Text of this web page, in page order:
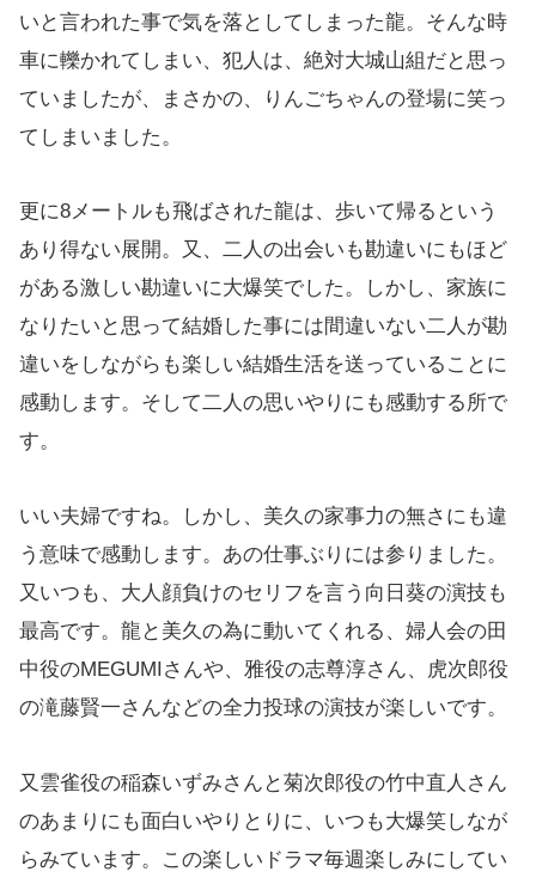
いと言われた事で気を落としてしまった龍。そんな時
車に轢かれてしまい、犯人は、絶対大城山組だと思っ
ていましたが、まさかの、りんごちゃんの登場に笑っ
てしまいました。
更に8メートルも飛ばされた龍は、歩いて帰るという
あり得ない展開。又、二人の出会いも勘違いにもほど
がある激しい勘違いに大爆笑でした。しかし、家族に
なりたいと思って結婚した事には間違いない二人が勘
違いをしながらも楽しい結婚生活を送っていることに
感動します。そして二人の思いやりにも感動する所で
す。
いい夫婦ですね。しかし、美久の家事力の無さにも違
う意味で感動します。あの仕事ぶりには参りました。
又いつも、大人顔負けのセリフを言う向日葵の演技も
最高です。龍と美久の為に動いてくれる、婦人会の田
中役のMEGUMIさんや、雅役の志尊淳さん、虎次郎役
の滝藤賢一さんなどの全力投球の演技が楽しいです。
又雲雀役の稲森いずみさんと菊次郎役の竹中直人さん
のあまりにも面白いやりとりに、いつも大爆笑しなが
らみています。この楽しいドラマ毎週楽しみにしてい